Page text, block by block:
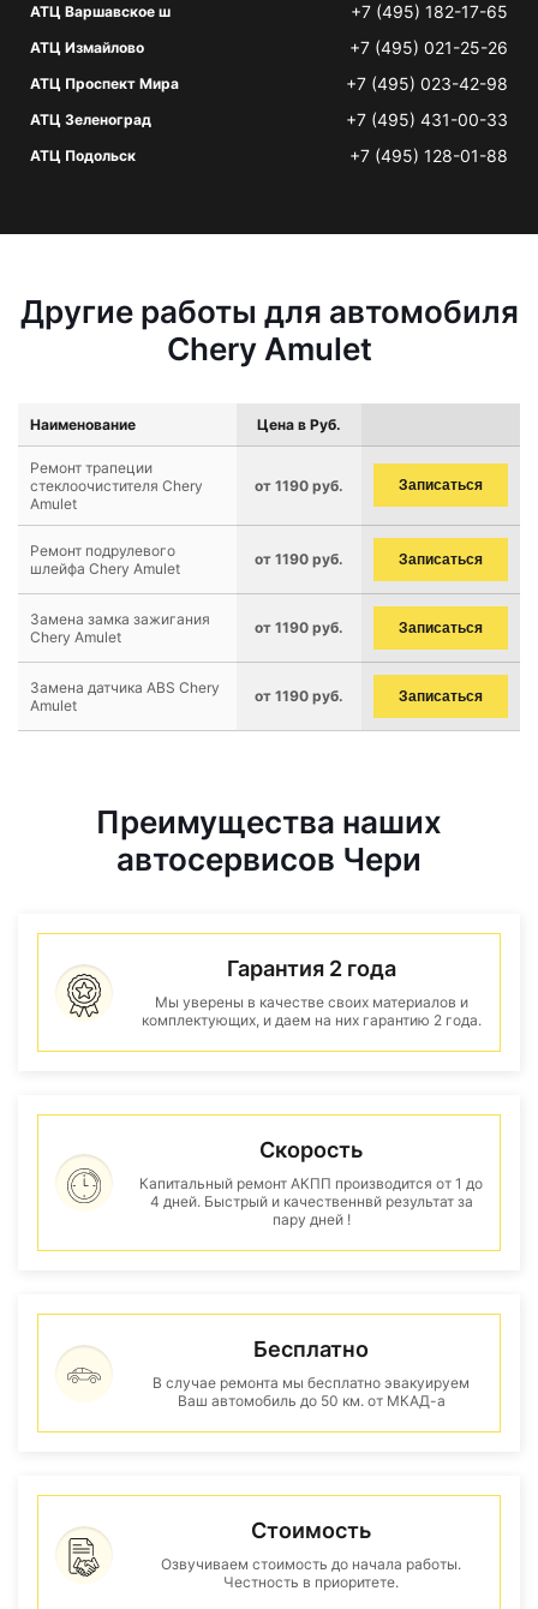
АТЦ Варшавское ш +7 (495) 182-17-65
АТЦ Измайлово +7 (495) 021-25-26
АТЦ Проспект Мира +7 (495) 023-42-98
АТЦ Зеленоград +7 (495) 431-00-33
АТЦ Подольск +7 (495) 128-01-88
Другие работы для автомобиля
Chery Amulet
Наименование Цена в Руб.
Ремонт трапеции
стеклоочистителя Chery
Amulet
от 1190 руб. Записаться
Ремонт подрулевого
шлейфа Chery Amulet
от 1190 руб. Записаться
Замена замка зажигания
Chery Amulet
от 1190 руб. Записаться
Замена датчика ABS Chery
Amulet
от 1190 руб. Записаться
Преимущества наших
автосервисов Чери
Гарантия 2 года
Мы уверены в качестве своих материалов и
комплектующих, и даем на них гарантию 2 года.
Скорость
Капитальный ремонт АКПП производится от 1 до
4 дней. Быстрый и качественнвй результат за
пару дней !
Бесплатно
В случае ремонта мы бесплатно эвакуируем
Ваш автомобиль до 50 км. от МКАД-а
Стоимость
Озвучиваем стоимость до начала работы.
Честность в приоритете.